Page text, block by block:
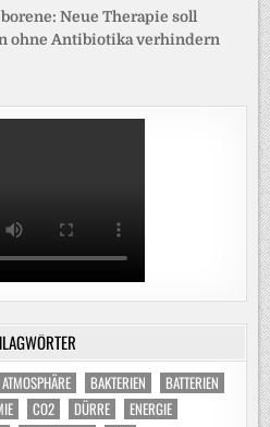
Neue Therapie soll
ohne Antibiotika verhindern
ATMOSPHÄRE BAKTERIEN
BATTERIEN
CO2 DÜRRE
ENERGIE